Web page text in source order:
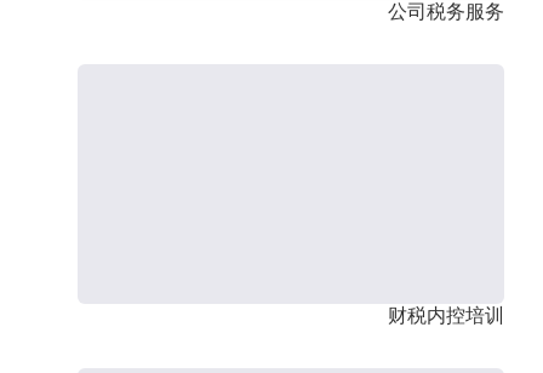
公司税务服务
财税内控培训